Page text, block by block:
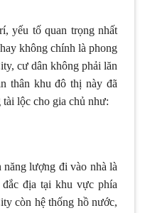
yếu tố quan trọng nhất
không chính là phong
cư dân không phải lăn
thân khu đô thị này đã
tài lộc cho gia chủ như:
lượng đi vào nhà là
địa tại khu vực phía
còn hệ thống hồ nước,